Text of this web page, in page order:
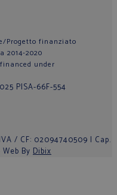
Progetto finanziato
2014-2020
financed under
/ CF: 02094740509 | Cap.
By Dibix